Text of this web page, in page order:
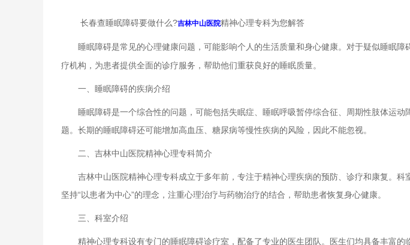
长春查睡眠障碍要做什么?吉林中山医院精神心理专科为您解答
睡眠障碍是常见的心理健康问题，可能影响个人的生活质量和身心健康。对于疑似睡眠障
疗机构，为患者提供全面的诊疗服务，帮助他们重获良好的睡眠质量。
一、睡眠障碍的疾病介绍
睡眠障碍是一个综合性的问题，可能包括失眠症、睡眠呼吸暂停综合征、周期性肢体运动
题。长期的睡眠障碍还可能增加高血压、糖尿病等慢性疾病的风险，因此不能忽视。
二、吉林中山医院精神心理专科简介
吉林中山医院精神心理专科成立于多年前，专注于精神心理疾病的预防、诊疗和康复。科
坚持“以患者为中心”的理念，注重心理治疗与药物治疗的结合，帮助患者恢复身心健康。
三、科室介绍
精神心理专科设有专门的睡眠障碍诊疗室，配备了专业的医生团队。医生们均具备丰富的